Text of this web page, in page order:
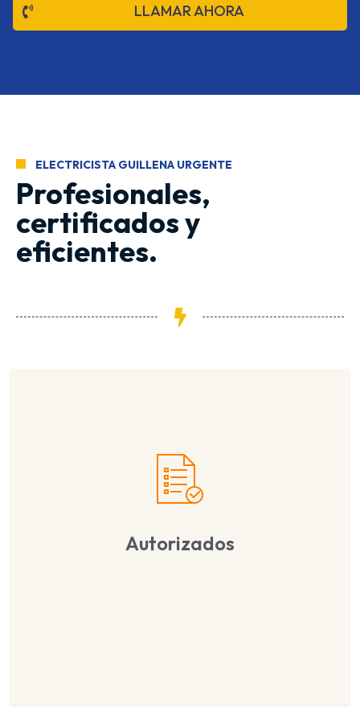
LLAMAR AHORA
ELECTRICISTA GUILLENA URGENTE
Profesionales,
certificados y
eficientes.
Autorizados